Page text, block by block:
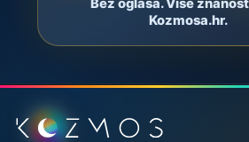
Bez oglasa. Više
Kozmosa.hr.
Podnožje stranice